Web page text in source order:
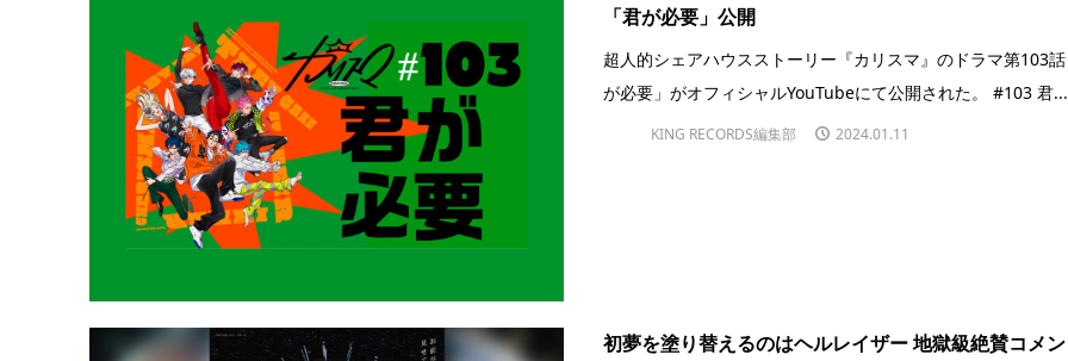
「君が必要」公開
超人的シェアハウスストーリー『カリスマ』のドラマ第103
が必要」がオフィシャルYouTubeにて公開された。 #103 君...
KING RECORDS編集部 2024.01.11
初夢を塗り替えるのはヘルレイザー 地獄級絶賛コメ